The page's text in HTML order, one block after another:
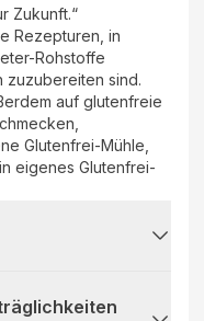
Zukunft.“
Rezepturen, in
Rohstoffe
sind.
auf glutenfreie
Glutenfrei-Mühle,
eigenes Glutenfrei-